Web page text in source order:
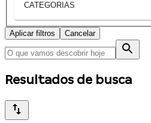
CATEGORIAS
Aplicar filtros Cancelar
Resultados de busca